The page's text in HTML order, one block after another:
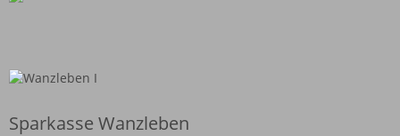
Sparkasse Wanzleben